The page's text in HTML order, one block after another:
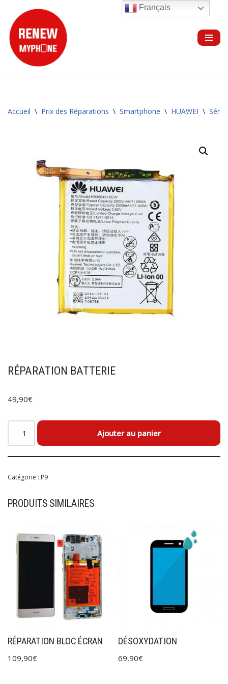
Aller
au
contenu
Accueil \ Prix des Réparations \ Smartphone \ HUAWEI \ Série
RÉPARATION BATTERIE
49,90€
Ajouter au panier
Catégorie : P9
PRODUITS SIMILAIRES
RÉPARATION BLOC ÉCRAN
109,90€
DÉSOXYDATION
69,90€
Français